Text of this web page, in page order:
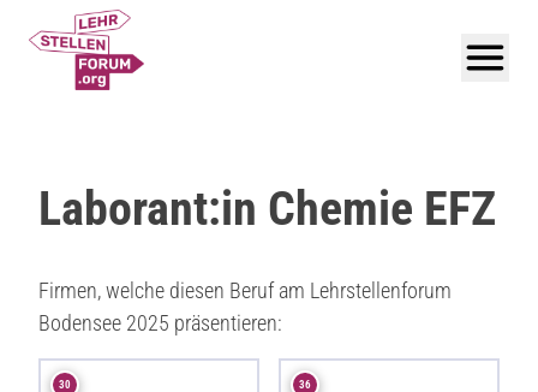
Laborant:in Chemie EFZ
Firmen, welche diesen Beruf am Lehrstellenforum
Bodensee 2025 präsentieren:
30 36